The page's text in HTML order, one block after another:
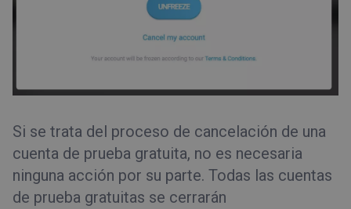
Si se trata del proceso de cancelación de una
cuenta de prueba gratuita, no es necesaria
ninguna acción por su parte. Todas las cuentas
de prueba gratuitas se cerrarán